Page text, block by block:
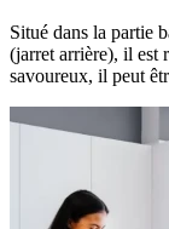
Situé dans la partie
(jarret arrière), il est
savoureux, il peut